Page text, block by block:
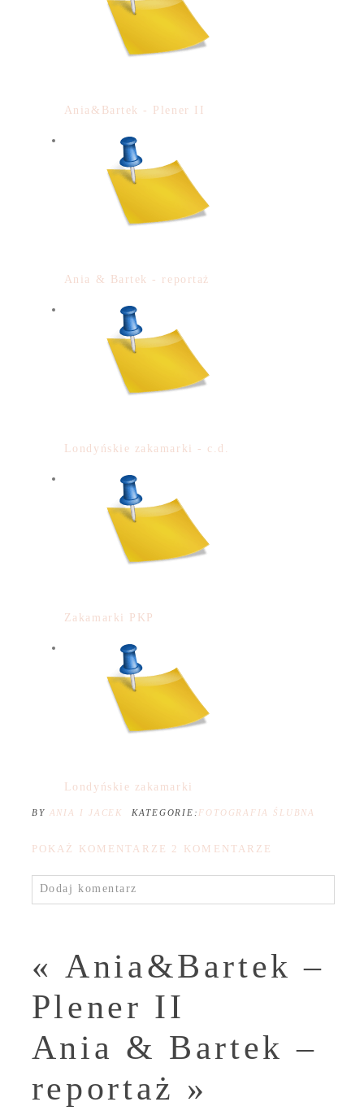
Ania&Bartek - Plener II
Ania & Bartek - reportaż
Londyńskie zakamarki - c.d.
Zakamarki PKP
Londyńskie zakamarki
BY ANIA I JACEK KATEGORIE: FOTOGRAFIA ŚLUBNA
POKAŻ KOMENTARZE 2 KOMENTARZE
Dodaj komentarz
« Ania&Bartek –
Plener II
Ania & Bartek –
reportaż »